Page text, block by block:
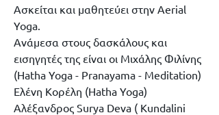
Aσκείται και μαθητεύει στην Αerial
Yoga.
Ανάμεσα στους δασκάλους και
εισηγητές της είναι οι Μιχάλης Φιλίνης
(Hatha Yoga - Pranayama - Meditation)
Ελένη Κορέλη (Hatha Yoga)
Aλέξανδρος Surya Deva ( Kundalini